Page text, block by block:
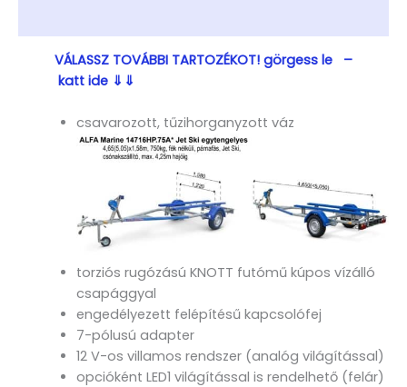
VÁLASSZ TOVÁBBI TARTOZÉKOT! görgess le –
katt ide ⇓⇓
csavarozott, tűzihorganyzott váz
torziós rugózású KNOTT futómű kúpos vízálló
csapággyal
engedélyezett felépítésű kapcsolófej
7-pólusú adapter
12 V-os villamos rendszer (analóg világítással)
opcióként LED1 világítással is rendelhető (felár)